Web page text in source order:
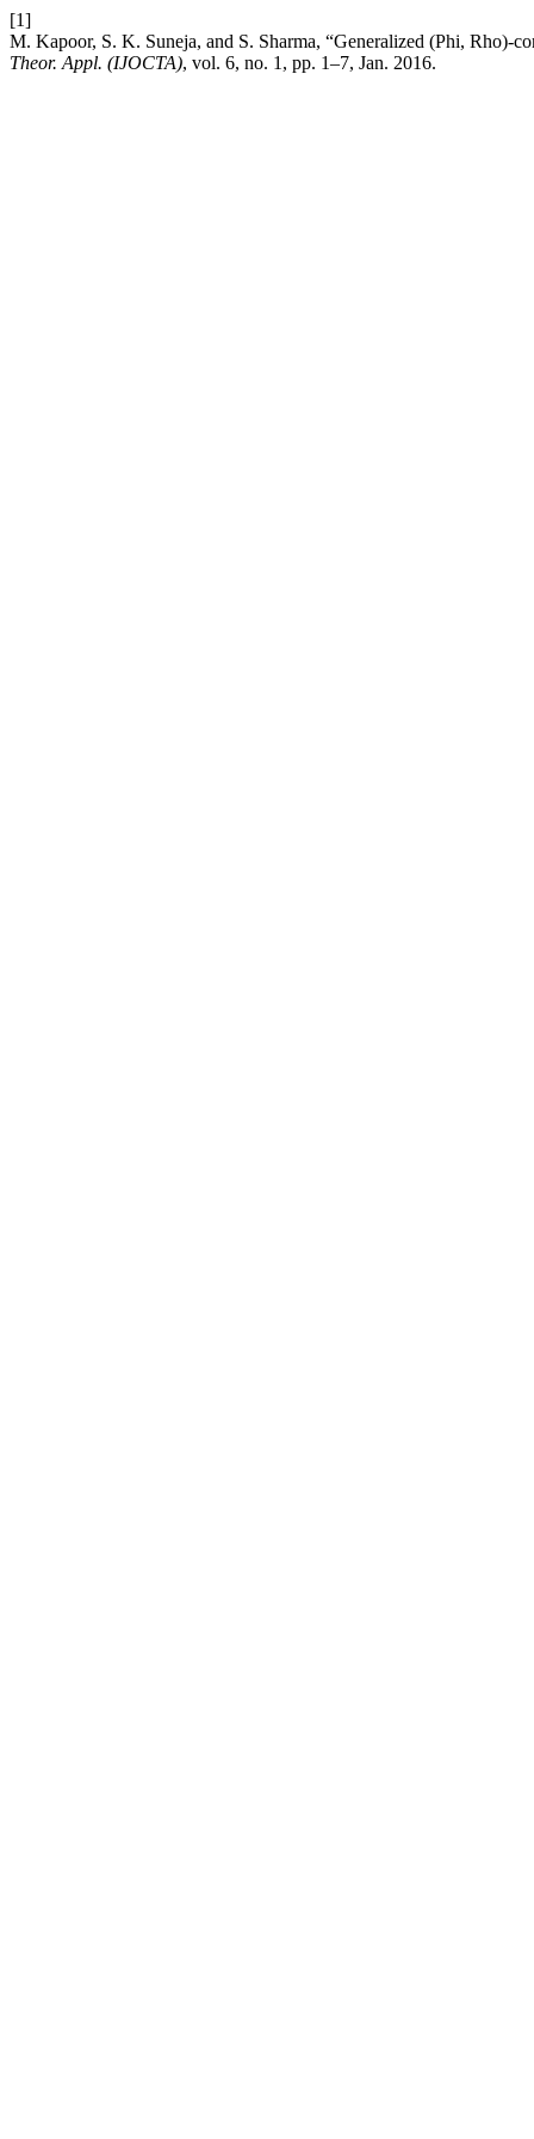
[1]
M. Kapoor, S. K. Suneja, and S. Sharma, “Generalized (Phi, Rho)-
Theor. Appl. (IJOCTA), vol. 6, no. 1, pp. 1–7, Jan. 2016.